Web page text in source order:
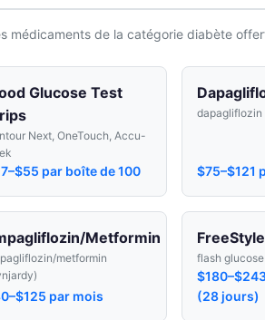
médicaments de la catégorie diabète
Glucose Test
Next, OneTouch, Accu-
par boîte de 100
dapagliflozin
$75–$121
Metformin
metformin
par mois
flash
(28 jours)